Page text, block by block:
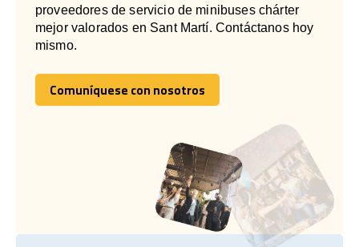
proveedores de servicio de minibuses chárter
mejor valorados en Sant Martí. Contáctanos hoy
mismo.
Comuníquese con nosotros
Comuníquese con nosotros